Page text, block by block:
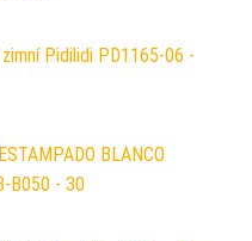
Pidilidi PD1165-06 -
BLANCO
B050 - 30